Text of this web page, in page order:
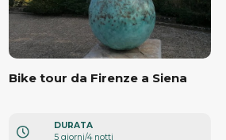
Bike tour da Firenze a Siena
DURATA
5 giorni/4 notti